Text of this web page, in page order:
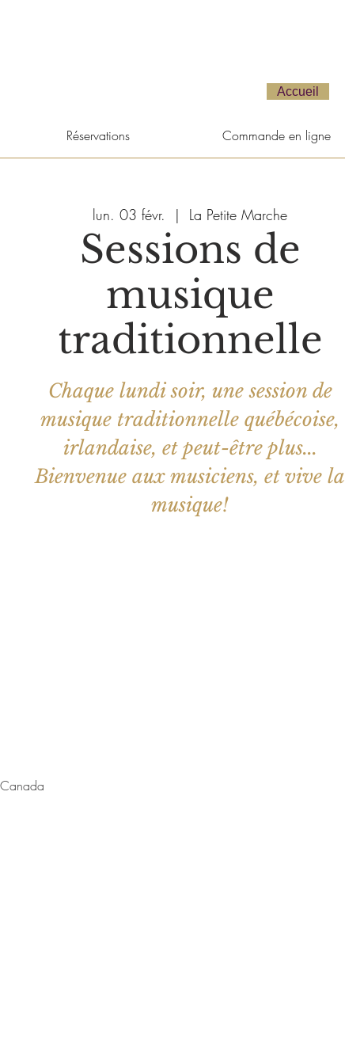
Accueil
Réservations Commande en ligne
lun. 03 févr.
  |
La Petite Marche
Sessions de
musique
traditionnelle
Chaque lundi soir, une session de
musique traditionnelle québécoise,
irlandaise, et peut-être plus...
Bienvenue aux musiciens, et vive la
musique!